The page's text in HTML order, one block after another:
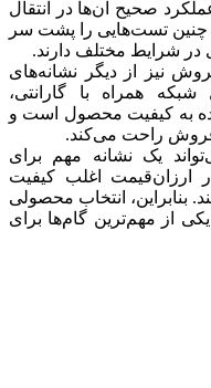
صحیح آن‌ها در انتقال
چنین تست‌هایی را پشت سر
در شرایط مختلف دارند.
نیز از دیگر نشانه‌های
همراه با گارانتی،
به کیفیت محصول است و
فروش راحت می‌کند.
یک نشانه مهم برای
ارزان‌قیمت اغلب کیفیت
بنابراین، انتخاب محصولی
از مهم‌ترین گام‌ها برای